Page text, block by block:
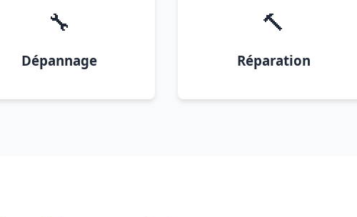
🔧
Dépannage
🔨
Réparation